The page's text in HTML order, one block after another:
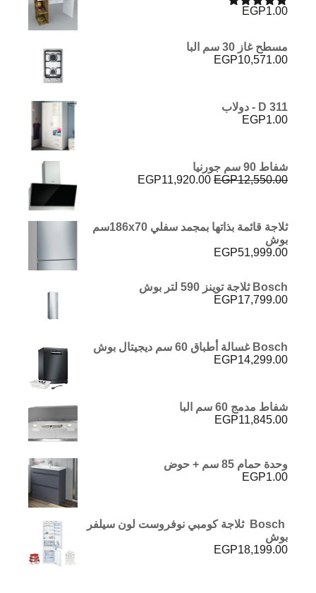
تم التقييم
EGP1.00
مسطح غاز 30 سم البا
EGP10,571.00
D 311 - دولاب
EGP1.00
شفاط 90 سم جورنيا
EGP12,550.00
السعر
EGP11,920.00
ثلاجة قائمة بذاتها بمجمد سفلي 186x70سم
بوش
EGP51,999.00
Bosch ثلاجة توينز 590 لتر بوش
EGP17,799.00
Bosch غسالة أطباق 60 سم ديجيتال بوش
EGP14,299.00
شفاط مدمج 60 سم البا
EGP11,845.00
وحدة حمام 85 سم + حوض
EGP1.00
Bosch ثلاجة كومبي نوفروست لون سيلفر
بوش
EGP18,199.00